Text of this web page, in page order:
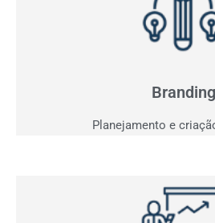
Branding
Planejamento e
Sua marca fala com seu